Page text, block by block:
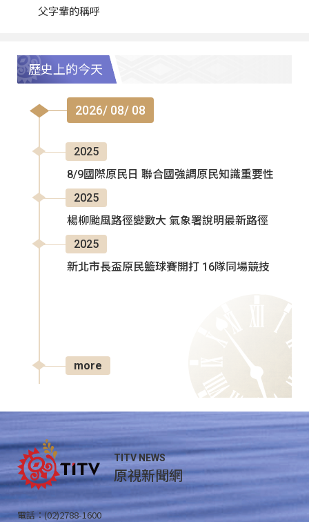
父字輩的稱呼
歷史上的今天
2026/ 08/ 08
2025
8/9國際原民日 聯合國強調原民知識重要性
2025
楊柳颱風路徑變數大 氣象署說明最新路徑
2025
新北市長盃原民籃球賽開打 16隊同場競技
more
TITV NEWS
原視新聞網
電話：(02)2788-1600